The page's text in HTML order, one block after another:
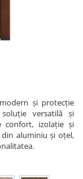
și protecție
versatilă și
confort, izolație și
aluminiu și oțel,